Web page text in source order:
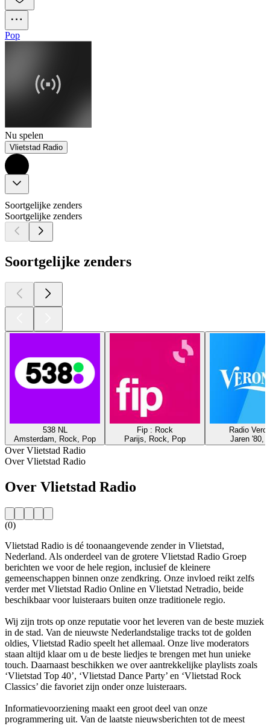
Pop
Nu spelen
Vlietstad Radio
Soortgelijke zenders
Soortgelijke zenders
Soortgelijke zenders
538 NL
Amsterdam, Rock, Pop
Fip : Rock
Parijs, Rock, Pop
Radio
Jaren '80,
Over Vlietstad Radio
Over Vlietstad Radio
Over Vlietstad Radio
(0)
Vlietstad Radio is dé toonaangevende zender in Vlietstad,
Nederland. Als onderdeel van de grotere Vlietstad Radio Groep
berichten we voor de hele region, inclusief de kleinere
gemeenschappen binnen onze zendkring. Onze invloed reikt zelfs
verder met Vlietstad Radio Online en Vlietstad Netradio, beide
beschikbaar voor luisteraars buiten onze traditionele regio.
Wij zijn trots op onze reputatie voor het leveren van de beste muziek
in de stad. Van de nieuwste Nederlandstalige tracks tot de golden
oldies, Vlietstad Radio speelt het allemaal. Onze live moderators
staan altijd klaar om u de beste liedjes te brengen met hun unieke
touch. Daarnaast beschikken we over aantrekkelijke playlists zoals
‘Vlietstad Top 40’, ‘Vlietstad Dance Party’ en ‘Vlietstad Rock
Classics’ die favoriet zijn onder onze luisteraars.
Informatievoorziening maakt een groot deel van onze
programmering uit. Van de laatste nieuwsberichten tot de meest